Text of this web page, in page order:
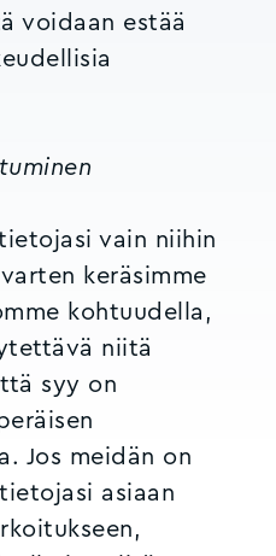
voidaan estää
vain niihin
keräsimme
kohtuudella,
niitä
syy on
Jos meidän on
asiaan